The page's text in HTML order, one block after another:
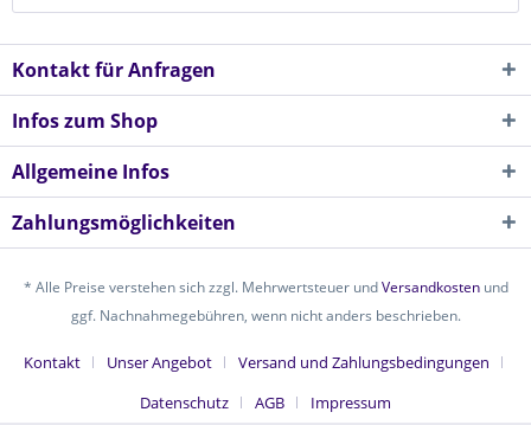
Kontakt für Anfragen
Infos zum Shop
Allgemeine Infos
Zahlungsmöglichkeiten
* Alle Preise verstehen sich zzgl. Mehrwertsteuer undVersandkostenund
ggf. Nachnahmegebühren, wenn nicht anders beschrieben.
Kontakt Unser Angebot
Versand und Zahlungsbedingungen
Datenschutz
AGB Impressum